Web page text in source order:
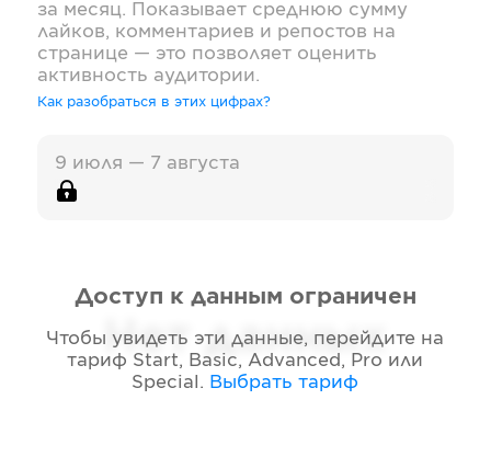
за месяц. Показывает среднюю сумму
лайков, комментариев и репостов на
странице — это позволяет оценить
активность аудитории.
Как разобраться в этих цифрах?
9 июля — 7 августа
Нет данных
Доступ к данным ограничен
Чтобы увидеть эти данные, перейдите на
тариф Start, Basic, Advanced, Pro или
Special . Выбрать тариф